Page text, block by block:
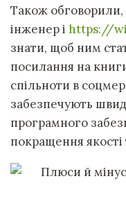
Також обговорили,
інженер і https://
знати, щоб ним
посилання на
спільноти в
забезпечують
програмного
покращення якості